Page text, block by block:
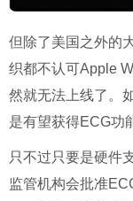
但除了美国之外的
织都不认可Apple
然就无法上线了。
是有望获得ECG功
只不过只要是硬件
监管机构会批准